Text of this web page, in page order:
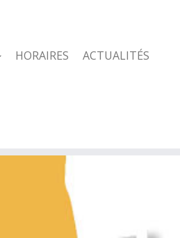
HORAIRES
ACTUALITÉS